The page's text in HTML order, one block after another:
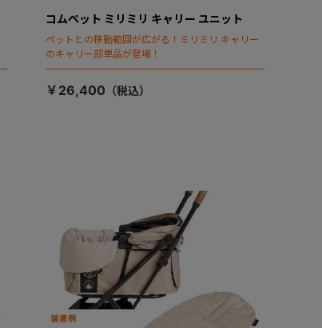
コムペット ミリミリ キャリー ユニット
ペットとの移動範囲が広がる！ミリミリ キャリー
のキャリー部単品が登場！
￥26,400